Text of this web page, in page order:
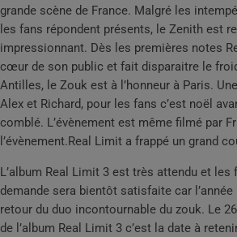
grande scène de France. Malgré les
les fans répondent présents, le Zenith est
impressionnant. Dès les premières notes
cœur de son public et fait disparaitre le
Antilles, le Zouk est à l’honneur à Paris.
Alex et Richard, pour les fans c’est noël
comblé. L’évènement est même filmé par
l’évènement.Real Limit a frappé un grand
L’album Real Limit 3 est très attendu et les
demande sera bientôt satisfaite car
retour du duo incontournable du zouk. Le
de l’album Real Limit 3 c’est la date à